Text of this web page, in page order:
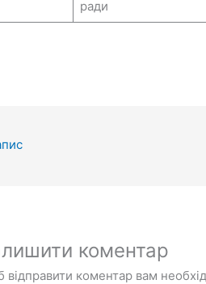
ради
коментар
відправити коментар вам